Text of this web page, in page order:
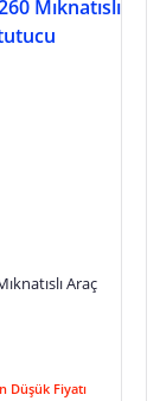
Araç
Düşük Fiyatı